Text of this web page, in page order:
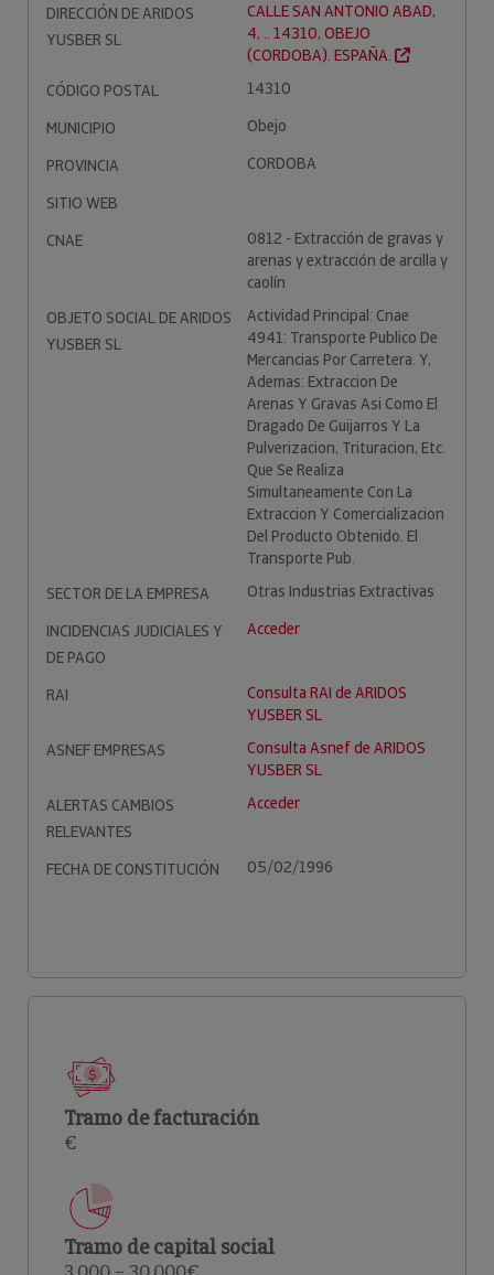
DIRECCIÓN DE ARIDOS
YUSBER SL
CALLE SAN ANTONIO ABAD,
4, .. 14310, OBEJO
(CORDOBA). ESPAÑA.
CÓDIGO POSTAL
14310
MUNICIPIO
Obejo
PROVINCIA
CORDOBA
SITIO WEB
CNAE
0812 - Extracción de gravas y
arenas y extracción de arcilla y
caolín
OBJETO SOCIAL DE ARIDOS
YUSBER SL
Actividad Principal: Cnae
4941: Transporte Publico De
Mercancias Por Carretera. Y,
Ademas: Extraccion De
Arenas Y Gravas Asi Como El
Dragado De Guijarros Y La
Pulverizacion, Trituracion, Etc.
Que Se Realiza
Simultaneamente Con La
Extraccion Y Comercializacion
Del Producto Obtenido. El
Transporte Pub.
SECTOR DE LA EMPRESA
Otras Industrias Extractivas
INCIDENCIAS JUDICIALES Y
DE PAGO
Acceder
RAI
Consulta RAI de ARIDOS
YUSBER SL
ASNEF EMPRESAS
Consulta Asnef de ARIDOS
YUSBER SL
ALERTAS CAMBIOS
RELEVANTES
Acceder
FECHA DE CONSTITUCIÓN 05/02/1996
Tramo de facturación
€
Tramo de capital social